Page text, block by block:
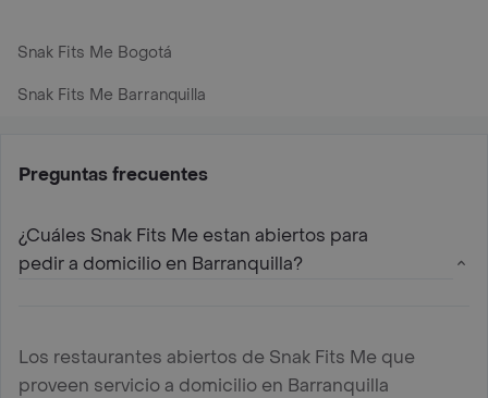
Snak Fits Me Bogotá
Snak Fits Me Barranquilla
Preguntas frecuentes
¿Cuáles Snak Fits Me estan abiertos para
pedir a domicilio en Barranquilla?
Los restaurantes abiertos de Snak Fits Me que
proveen servicio a domicilio en Barranquilla